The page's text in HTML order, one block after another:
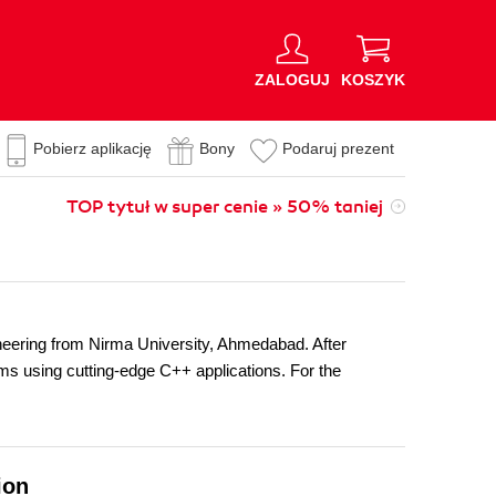
ZALOGUJ KOSZYK
Pobierz aplikację Bony Podaruj prezent
TOP tytuł w super cenie » 50% taniej
from Nirma University, Ahmedabad. After
using cutting-edge C++ applications. For the